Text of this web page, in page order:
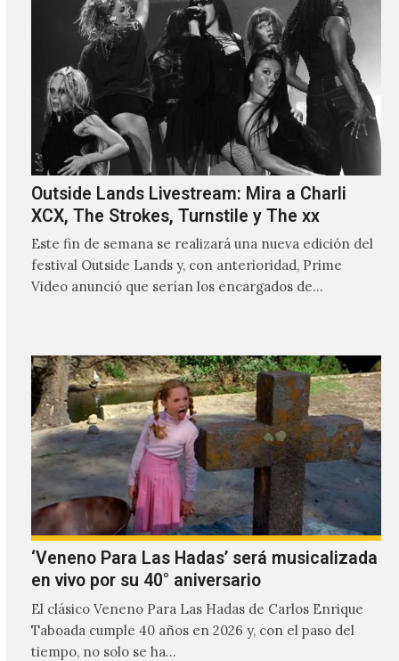
Outside Lands Livestream: Mira a Charli
XCX, The Strokes, Turnstile y The xx
Este fin de semana se realizará una nueva edición del
festival Outside Lands y, con anterioridad, Prime
Video anunció que serían los encargados de
‘Veneno Para Las Hadas’ será musicalizada
en vivo por su 40° aniversario
El clásico Veneno Para Las Hadas de Carlos Enrique
Taboada cumple 40 años en 2026 y, con el paso del
tiempo, no solo se ha…